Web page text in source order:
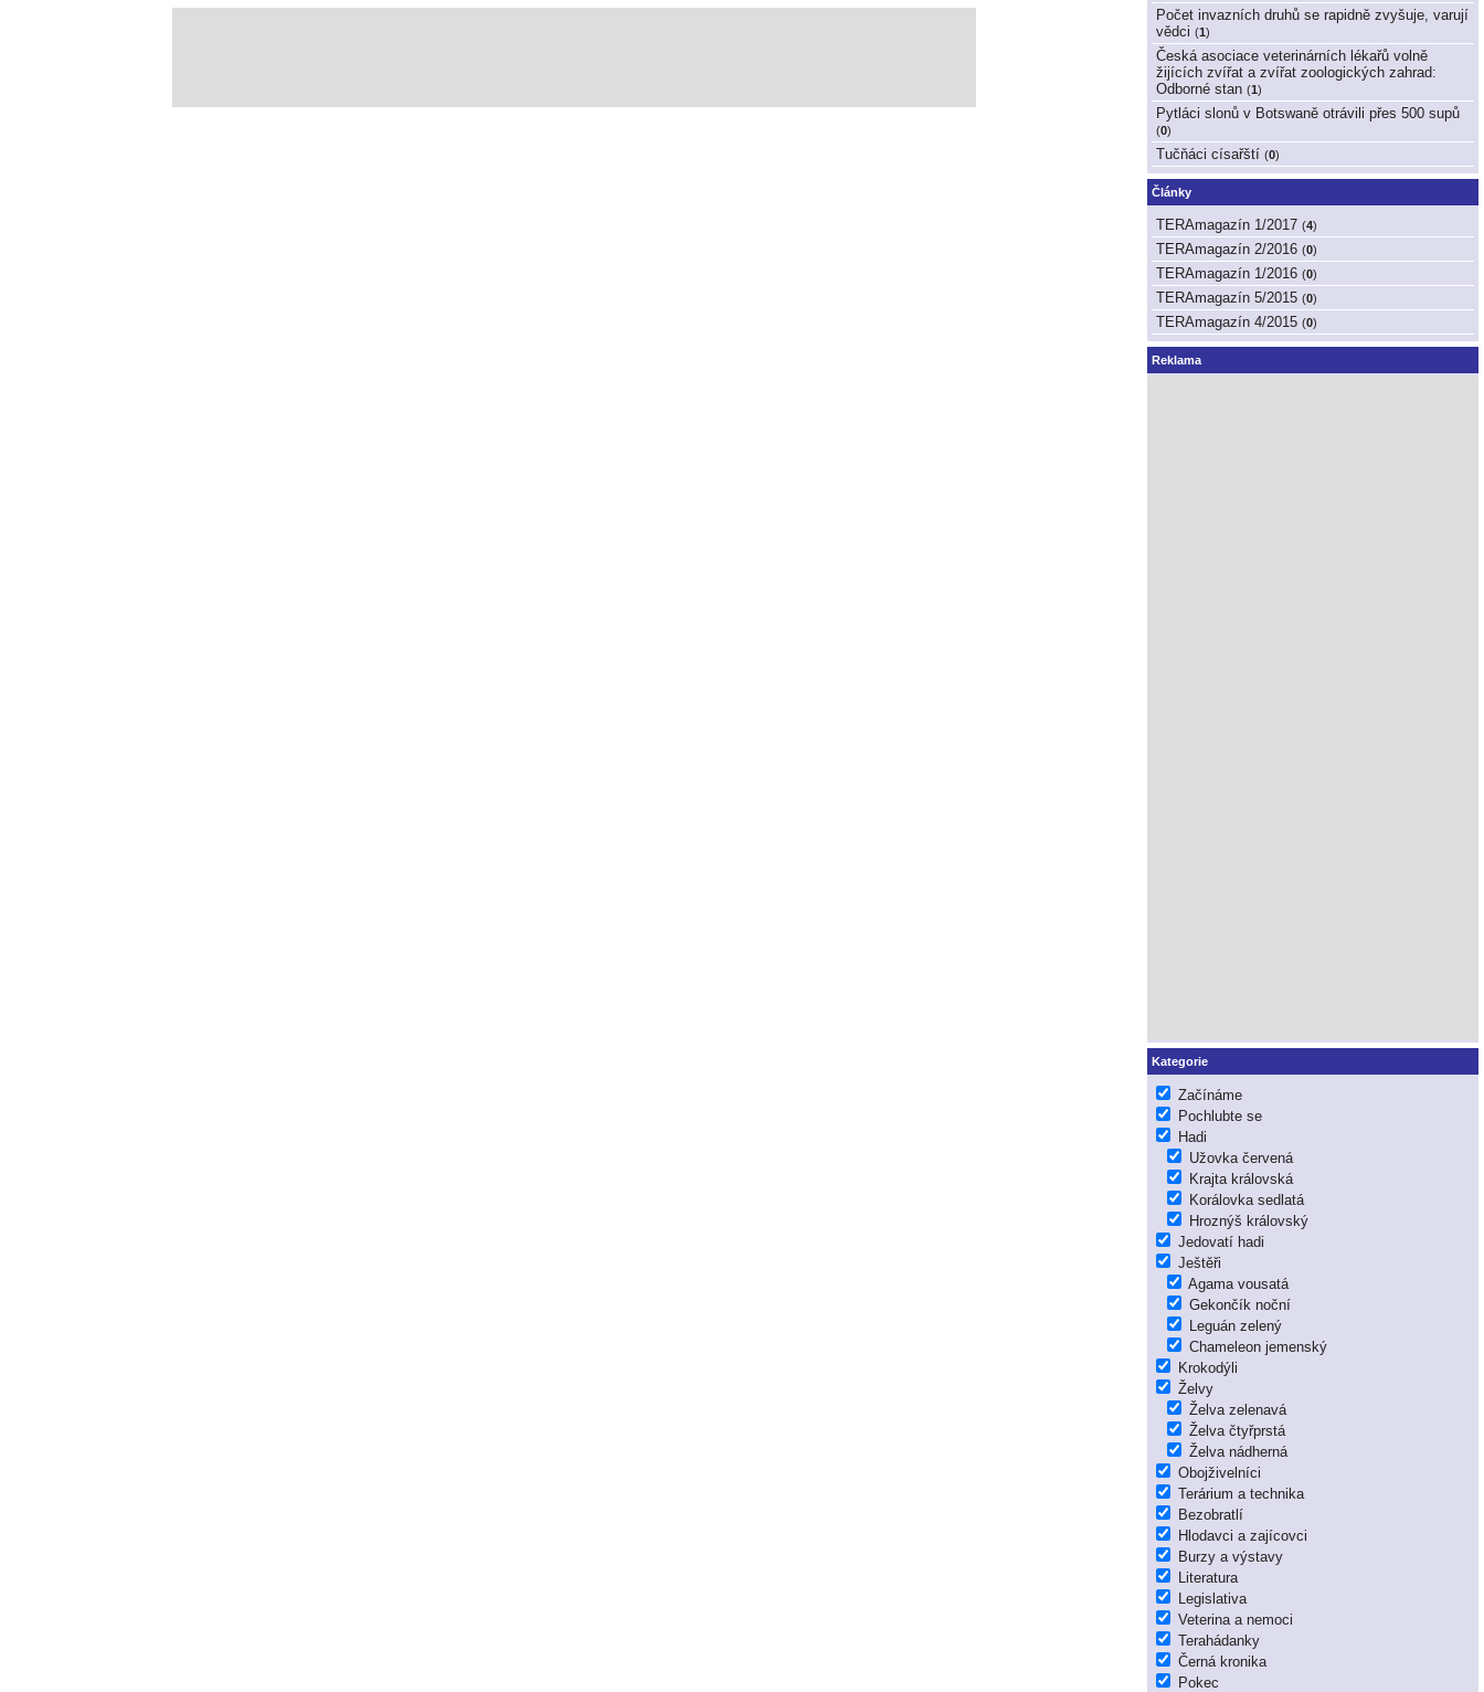
Počet invazních druhů se rapidně zvyšuje, varují
vědci (1)
Česká asociace veterinárních lékařů volně
žijících zvířat a zvířat zoologických zahrad:
Odborné stan (1)
Pytláci slonů v Botswaně otrávili přes 500 supů
(0)
Tučňáci císařští (0)
Články
TERAmagazín 1/2017 (4)
TERAmagazín 2/2016 (0)
TERAmagazín 1/2016 (0)
TERAmagazín 5/2015 (0)
TERAmagazín 4/2015 (0)
Reklama
Kategorie
Začínáme
Pochlubte se
Hadi
Užovka červená
Krajta královská
Korálovka sedlatá
Hroznýš královský
Jedovatí hadi
Ještěři
Agama vousatá
Gekončík noční
Leguán zelený
Chameleon jemenský
Krokodýli
Želvy
Želva zelenavá
Želva čtyřprstá
Želva nádherná
Obojživelníci
Terárium a technika
Bezobratlí
Hlodavci a zajícovci
Burzy a výstavy
Literatura
Legislativa
Veterina a nemoci
Terahádanky
Černá kronika
Pokec